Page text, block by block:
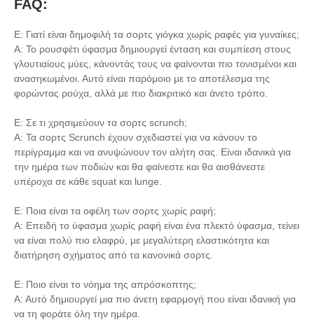
FAQ:
Ε: Γιατί είναι δημοφιλή τα σορτς γιόγκα χωρίς ραφές για γυναίκες;
A: Το ρουσφέτι ύφασμα δημιουργεί ένταση και συμπίεση στους
γλουτιαίους μύες, κάνοντάς τους να φαίνονται πιο τονισμένοι και
ανασηκωμένοι. Αυτό είναι παρόμοιο με το αποτέλεσμα της
φορώντας ρούχα, αλλά με πιο διακριτικό και άνετο τρόπο.
Ε: Σε τι χρησιμεύουν τα σορτς scrunch;
Α: Τα σορτς Scrunch έχουν σχεδιαστεί για να κάνουν το
περίγραμμα και να ανυψώνουν τον αλήτη σας. Είναι ιδανικά για
την ημέρα των ποδιών και θα φαίνεστε και θα αισθάνεστε
υπέροχα σε κάθε squat και lunge.
Ε: Ποια είναι τα οφέλη των σορτς χωρίς ραφή;
Α: Επειδή το ύφασμα χωρίς ραφή είναι ένα πλεκτό ύφασμα, τείνει
να είναι πολύ πιο ελαφρύ, με μεγαλύτερη ελαστικότητα και
διατήρηση σχήματος από τα κανονικά σορτς.
Ε: Ποιο είναι το νόημα της απρόσκοπτης;
Α: Αυτό δημιουργεί μια πιο άνετη εφαρμογή που είναι ιδανική για
να τη φοράτε όλη την ημέρα.